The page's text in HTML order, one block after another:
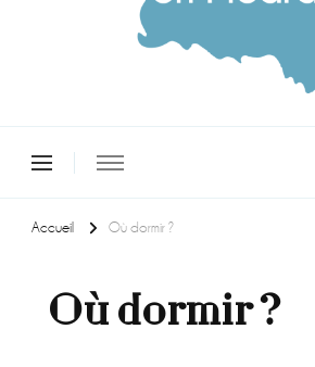
Accueil Où dormir ?
Où dormir ?